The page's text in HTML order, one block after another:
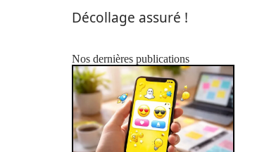
Décollage assuré !
Nos dernières publications